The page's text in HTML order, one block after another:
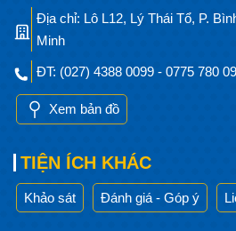
Địa chỉ: Lô L12, Lý Thái Tổ, P.
Minh
ĐT: (027) 4388 0099 - 0775 780
Xem bản đồ
TIỆN ÍCH KHÁC
Khảo sát Đánh giá - Góp ý